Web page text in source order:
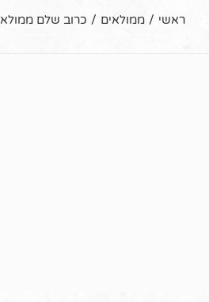
ראשי / ממולאים / כרוב שלם ממולא